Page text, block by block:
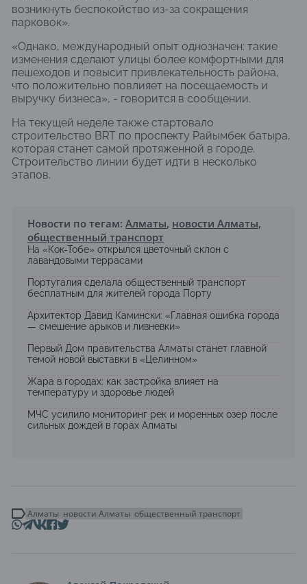
возникнуть беспокойство из-за сокращения
парковок».
«Однако, международный опыт однозначен: такие
изменения сделают улицы более комфортными для
пешеходов и повысит привлекательность района,
что положительно повлияет на посещаемость и
выручку бизнеса», - говорится в сообщении.
На текущей неделе также стартовало
строительство BRT по проспекту Райымбек батыра,
которая станет самой протяженной в городе.
Строительство линии будет идти в несколько
этапов.
Новости по тегам: Алматы, новости Алматы,
общественный транспорт
На «Кок-Тобе» открылся цветочный склон с
лавандовыми террасами
Португалия сделала общественный транспорт
бесплатным для жителей города Порту
Архитектор Давид Камински: «Главная ошибка города
— смешение арыков и ливневки»
Первый Дом правительства Алматы станет главной
темой новой выставки в «Целинном»
Жара в городах: как застройка влияет на
температуру и здоровье людей
МЧС усилило мониторинг рек и моренных озер после
сильных дождей в горах Алматы
Алматы новости Алматы общественный транспорт